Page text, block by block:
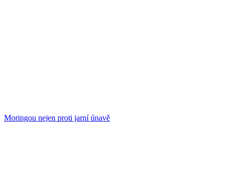
Moringou nejen proti jarní únavě